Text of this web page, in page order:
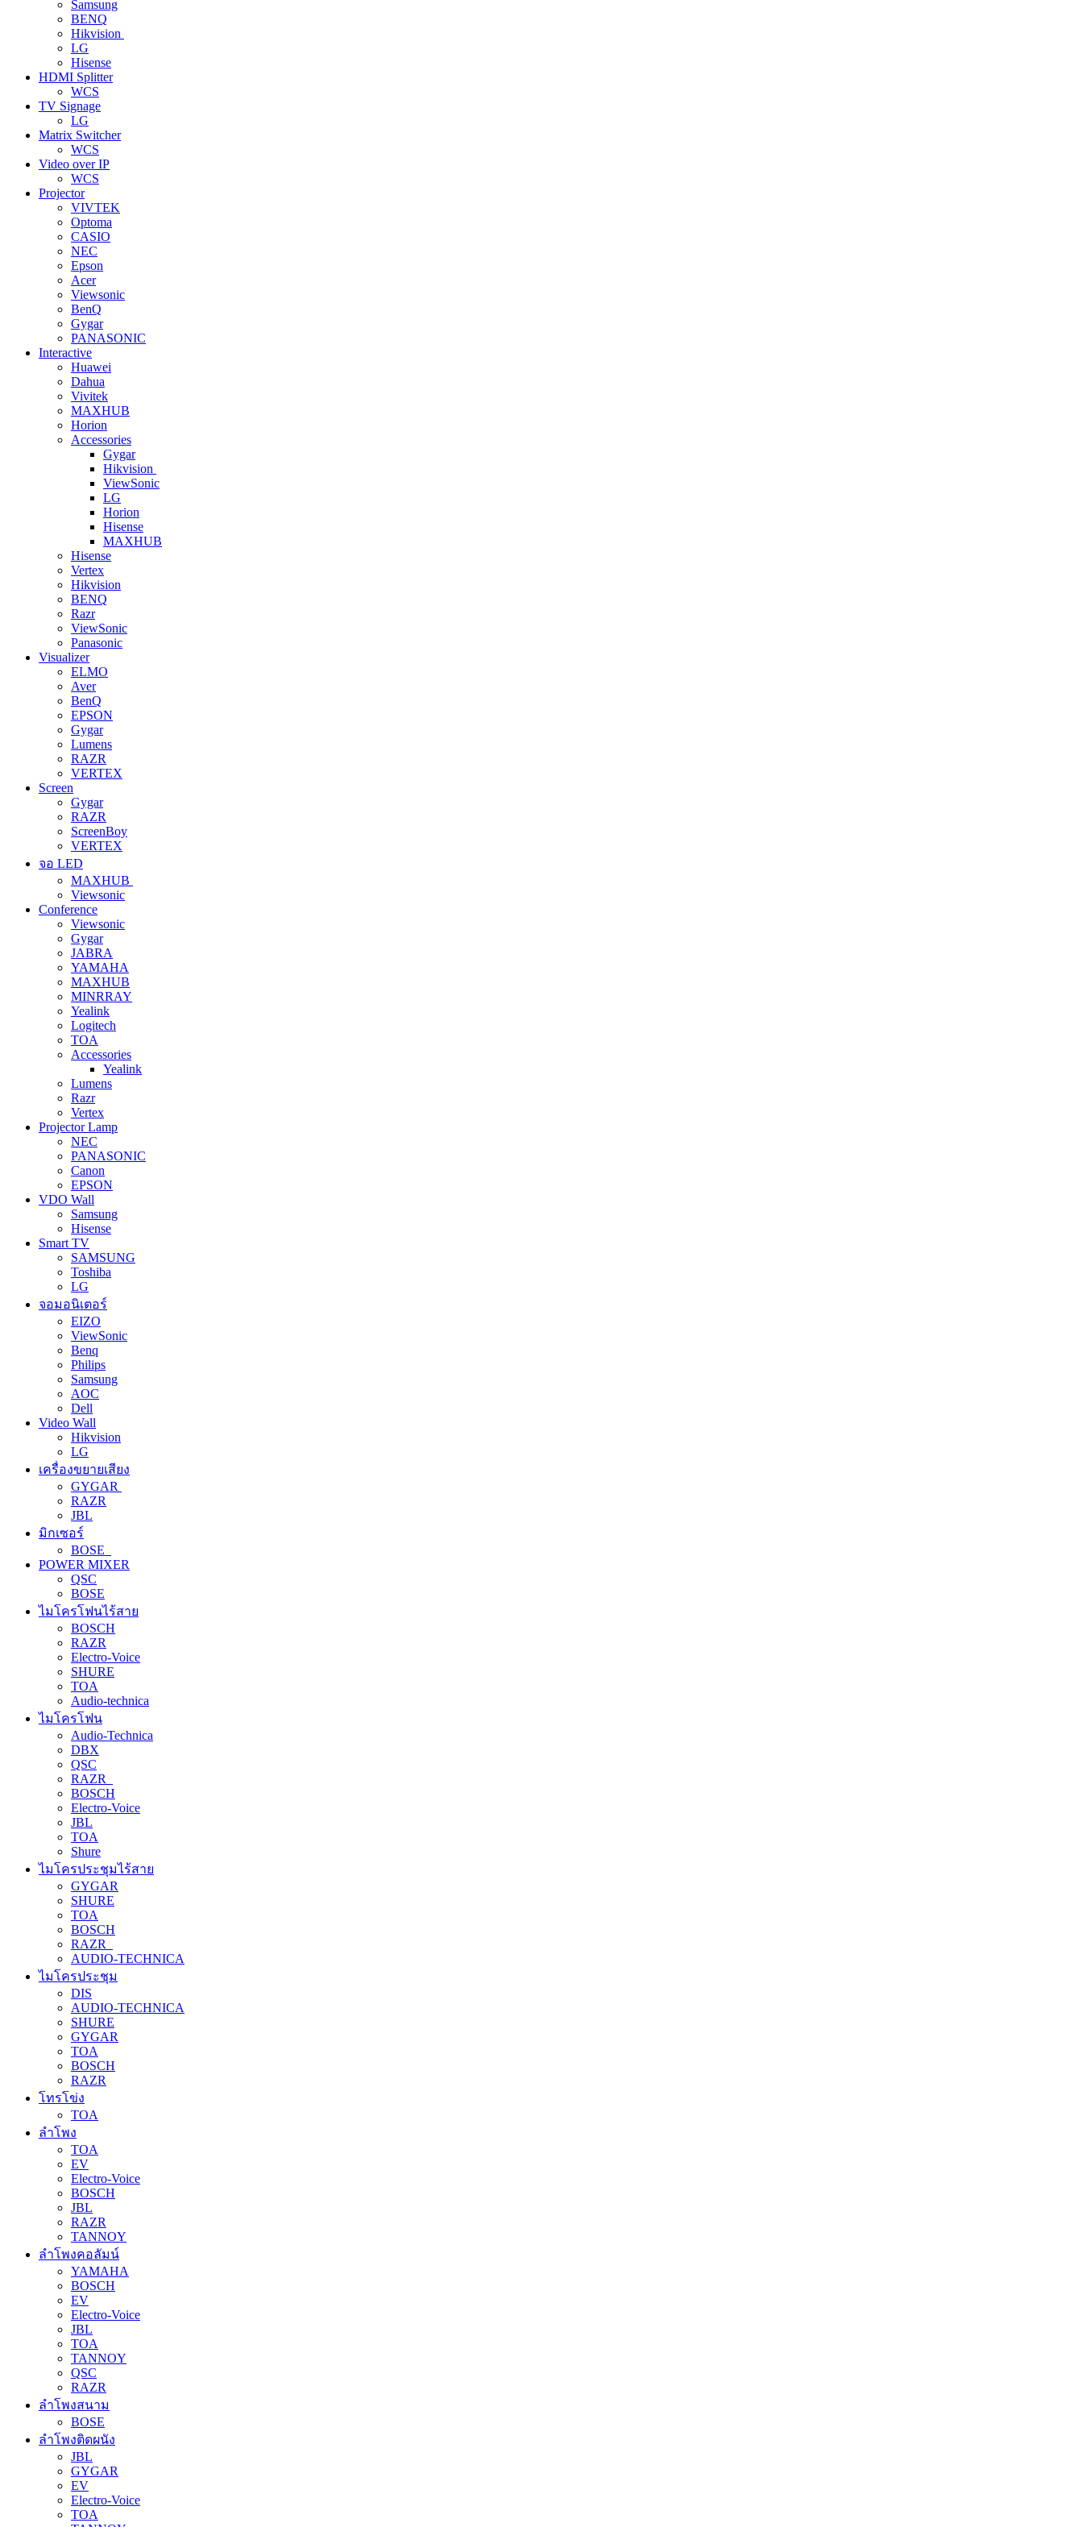
Samsung
BENQ
Hikvision
LG
Hisense
HDMI Splitter
WCS
TV Signage
LG
Matrix Switcher
WCS
Video over IP
WCS
Projector
VIVTEK
Optoma
CASIO
NEC
Epson
Acer
Viewsonic
BenQ
Gygar
PANASONIC
Interactive
Huawei
Dahua
Vivitek
MAXHUB
Horion
Accessories
Gygar
Hikvision
ViewSonic
LG
Horion
Hisense
MAXHUB
Hisense
Vertex
Hikvision
BENQ
Razr
ViewSonic
Panasonic
Visualizer
ELMO
Aver
BenQ
EPSON
Gygar
Lumens
RAZR
VERTEX
Screen
Gygar
RAZR
ScreenBoy
VERTEX
จอ LED
MAXHUB
Viewsonic
Conference
Viewsonic
Gygar
JABRA
YAMAHA
MAXHUB
MINRRAY
Yealink
Logitech
TOA
Accessories
Yealink
Lumens
Razr
Vertex
Projector Lamp
NEC
PANASONIC
Canon
EPSON
VDO Wall
Samsung
Hisense
Smart TV
SAMSUNG
Toshiba
LG
จอมอนิเตอร์
EIZO
ViewSonic
Benq
Philips
Samsung
AOC
Dell
Video Wall
Hikvision
LG
เครื่องขยายเสียง
GYGAR
RAZR
JBL
มิกเซอร์
BOSE
POWER MIXER
QSC
BOSE
ไมโครโฟนไร้สาย
BOSCH
RAZR
Electro-Voice
SHURE
TOA
Audio-technica
ไมโครโฟน
Audio-Technica
DBX
QSC
RAZR
BOSCH
Electro-Voice
JBL
TOA
Shure
ไมโครประชุมไร้สาย
GYGAR
SHURE
TOA
BOSCH
RAZR
AUDIO-TECHNICA
ไมโครประชุม
DIS
AUDIO-TECHNICA
SHURE
GYGAR
TOA
BOSCH
RAZR
โทรโข่ง
TOA
ลำโพง
TOA
EV
Electro-Voice
BOSCH
JBL
RAZR
TANNOY
ลำโพงคอลัมน์
YAMAHA
BOSCH
EV
Electro-Voice
JBL
TOA
TANNOY
QSC
RAZR
ลำโพงสนาม
BOSE
ลำโพงติดผนัง
JBL
GYGAR
EV
Electro-Voice
TOA